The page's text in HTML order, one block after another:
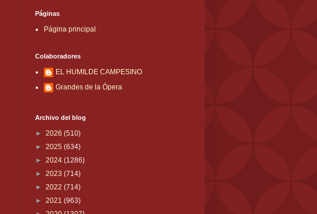
Páginas
Página principal
Colaboradores
EL HUMILDE CAMPESINO
Grandes de la Ópera
Archivo del blog
► 2026 (510)
► 2025 (634)
► 2024 (1286)
► 2023 (714)
► 2022 (714)
► 2021 (963)